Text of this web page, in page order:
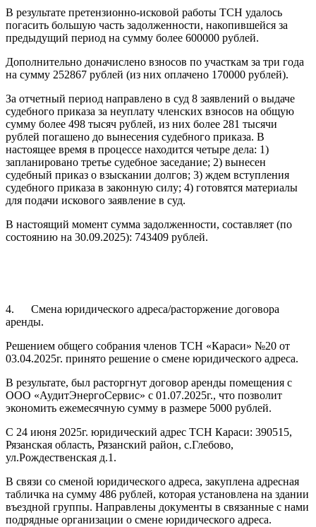
В результате претензионно-исковой работы ТСН удалось
погасить большую часть задолженности, накопившейся за
предыдущий период на сумму более 600000 рублей.
Дополнительно доначислено взносов по участкам за три года
на сумму 252867 рублей (из них оплачено 170000 рублей).
За отчетный период направлено в суд 8 заявлений о выдаче
судебного приказа за неуплату членских взносов на общую
сумму более 498 тысяч рублей, из них более 281 тысячи
рублей погашено до вынесения судебного приказа. В
настоящее время в процессе находится четыре дела: 1)
запланировано третье судебное заседание; 2) вынесен
судебный приказ о взыскании долгов; 3) ждем вступления
судебного приказа в законную силу; 4) готовятся материалы
для подачи искового заявление в суд.
В настоящий момент сумма задолженности, составляет (по
состоянию на 30.09.2025): 743409 рублей.
4. Смена юридического адреса/расторжение договора
аренды.
Решением общего собрания членов ТСН «Караси» №20 от
03.04.2025г. принято решение о смене юридического адреса.
В результате, был расторгнут договор аренды помещения с
ООО «АудитЭнергоСервис» с 01.07.2025г., что позволит
экономить ежемесячную сумму в размере 5000 рублей.
С 24 июня 2025г. юридический адрес ТСН Караси: 390515,
Рязанская область, Рязанский район, с.Глебово,
ул.Рождественская д.1.
В связи со сменой юридического адреса, закуплена адресная
табличка на сумму 486 рублей, которая установлена на здании
въездной группы. Направлены документы в связанные с нами
подрядные организации о смене юридического адреса.